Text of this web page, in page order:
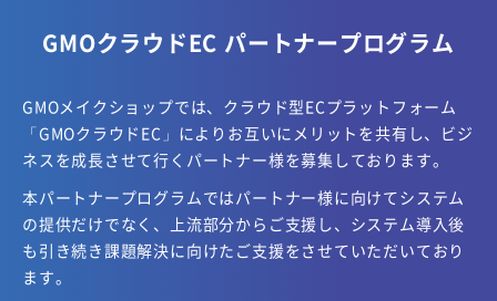
GMOクラウドEC パートナープログラム
GMOメイクショップでは、クラウド型ECプラットフォーム
「GMOクラウドEC」により お互いにメリットを共有し、ビジ
ネスを成長させて行くパートナー様を募集しております。
本パートナープログラムではパートナー様に向けてシステム
の提供だけでなく、上流部分からご支援し、 システム導入後
も引き続き課題解決に向けたご支援をさせていただいており
ます。